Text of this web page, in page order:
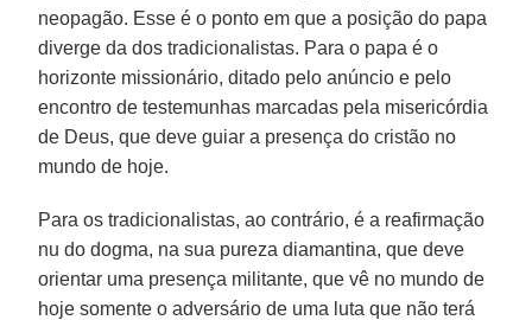
neopagão. Esse é o ponto em que a posição do papa
diverge da dos tradicionalistas. Para o papa é o
horizonte missionário, ditado pelo anúncio e pelo
encontro de testemunhas marcadas pela misericórdia
de Deus, que deve guiar a presença do cristão no
mundo de hoje.
Para os tradicionalistas, ao contrário, é a reafirmação
nu do dogma, na sua pureza diamantina, que deve
orientar uma presença militante, que vê no mundo de
hoje somente o adversário de uma luta que não terá